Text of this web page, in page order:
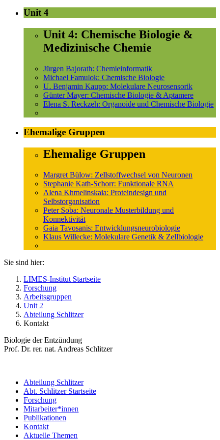
Unit 4
Unit 4: Chemische Biologie &
Medizinische Chemie
Jürgen Bajorath: Chemieinformatik
Michael Famulok: Chemische Biologie
U. Benjamin Kaupp: Molekulare Neurosensorik
Günter Mayer: Chemische Biologie & Aptamere
Elena S. Reckzeh: Organoide und Chemische Biologie
Ehemalige Gruppen
Ehemalige Gruppen
Margret Bülow: Zellstoffwechsel von Neuronen
Stephanie Kath-Schorr: Funktionale RNA
Alena Khmelinskaia: Proteindesign und
Selbstorganisation
Peter Soba: Neuronale Musterbildung und
Konnektivität
Gaia Tavosanis: Entwicklungsneurobiologie
Klaus Willecke: Molekulare Genetik & Zellbiologie
Sie sind hier:
LIMES-Institut Startseite
Forschung
Arbeitsgruppen
Unit 2
Abteilung Schlitzer
Kontakt
Biologie der Entzündung
Prof. Dr. rer. nat. Andreas Schlitzer
Abteilung Schlitzer
Abt. Schlitzer Startseite
Forschung
Mitarbeiter*innen
Publikationen
Kontakt
Aktuelle Themen